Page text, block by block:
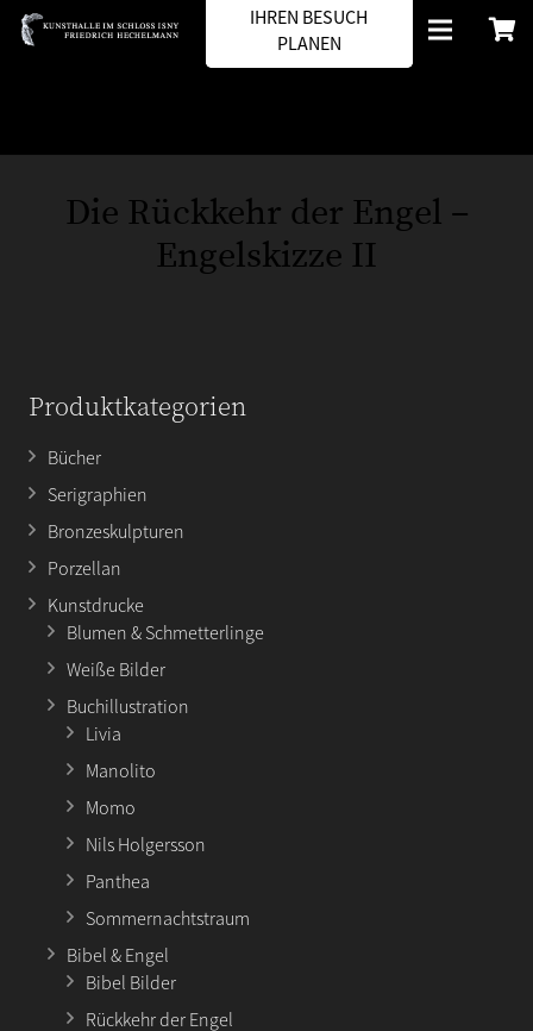
IHREN BESUCH
PLANEN
Die Rückkehr der Engel –
Engelskizze II
Produktkategorien
Bücher
Serigraphien
Bronzeskulpturen
Porzellan
Kunstdrucke
Blumen & Schmetterlinge
Weiße Bilder
Buchillustration
Livia
Manolito
Momo
Nils Holgersson
Panthea
Sommernachtstraum
Bibel & Engel
Bibel Bilder
Rückkehr der Engel